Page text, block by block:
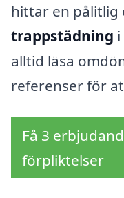
hittar en pålitlig
trappstädning i
alltid läsa
referenser för
Få 3
förpliktelser